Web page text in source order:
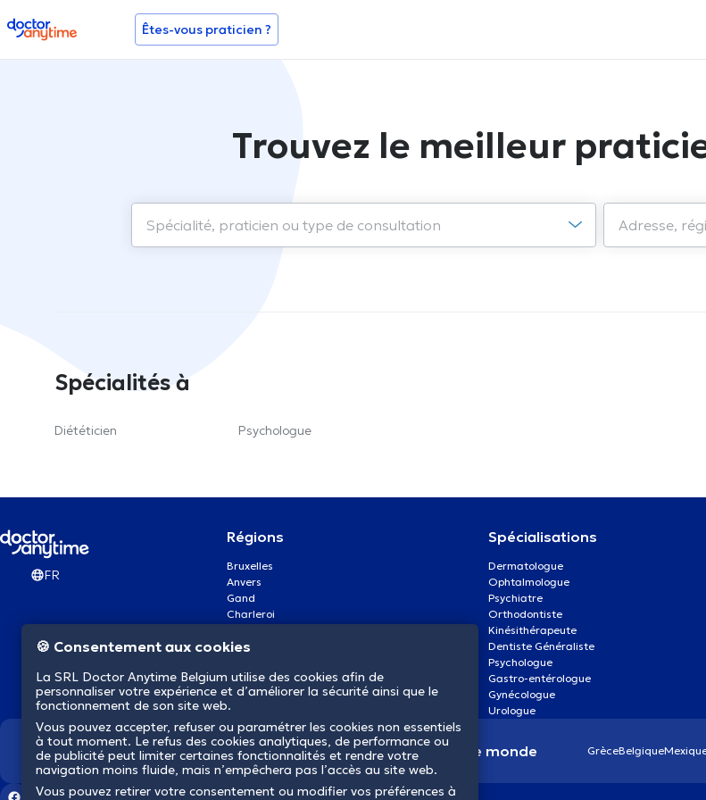
doctoranytime Êtes-vous praticien ?
Trouvez le meilleur
Spécialités à
Diététicien Psychologue
FR
Régions
Bruxelles
Anvers
Gand
Charleroi
Bruges
Louvain
Mons
Aalst Flandre-Orientale
Spécialisations
Dermatologue
Ophtalmologue
Psychiatre
Orthodontiste
Kinésithérapeute
Dentiste Généraliste
Psychologue
Gastro-entérologue
Gynécologue
Urologue
Nous révolutionnons la santé dans le monde GrèceBelgique
🍪 Consentement aux cookies
La SRL Doctor Anytime Belgium utilise des cookies afin de
personnaliser votre expérience et d’améliorer la sécurité ainsi que le
fonctionnement de son site web.
Vous pouvez accepter, refuser ou paramétrer les cookies non essentiels
à tout moment. Le refus des cookies analytiques, de performance ou
de publicité peut limiter certaines fonctionnalités et rendre votre
navigation moins fluide, mais n’empêchera pas l’accès au site web.
Vous pouvez retirer votre consentement ou modifier vos préférences à